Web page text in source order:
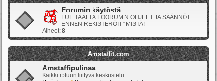
Forumin käytöstä
LUE TÄÄLTÄ FOORUMIN OHJEET JA SÄÄNNÖT
ENNEN REKISTERÖITYMISTÄ!
Aiheet: 8
Amstaffit.com
Amstaffipulinaa
Kaikki rotuun liittyvä keskustelu